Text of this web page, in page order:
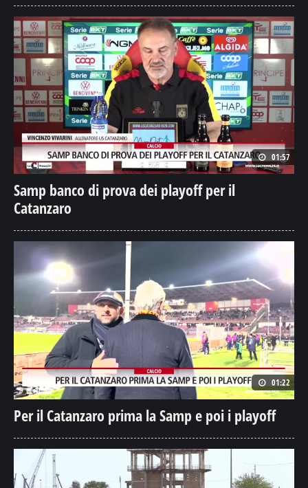
01:57
Samp banco di prova dei playoff per il
Catanzaro
01:22
Per il Catanzaro prima la Samp e poi i playoff